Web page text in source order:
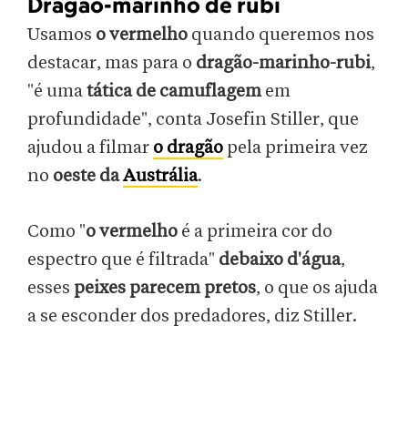
Usamos o vermelho quando queremos nos
destacar, mas para o dragão-marinho-rubi,
"é umatática de camuflagemem
profundidade", conta Josefin Stiller, que
ajudou a filmar o dragão pela primeira vez
no oeste daAustrália.
Como "o vermelho é a primeira cor do
espectro que é filtrada" debaixo d'água,
esses peixes parecem pretos, o que os ajuda
a se esconder dos predadores, diz Stiller.